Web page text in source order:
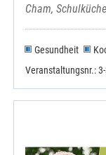
Cham,
Gesundheit
Veranstaltungsnr.: